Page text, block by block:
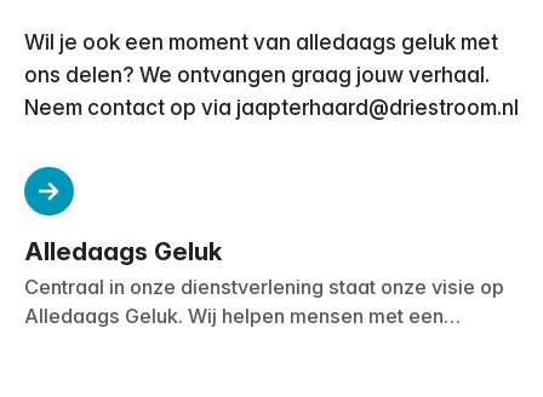
Wil je ook een moment van alledaags geluk met
ons delen? We ontvangen graag jouw verhaal.
Neem contact op via jaapterhaard@driestroom.nl
Alledaags Geluk
Centraal in onze dienstverlening staat onze visie op
Alledaags Geluk. Wij helpen mensen met een